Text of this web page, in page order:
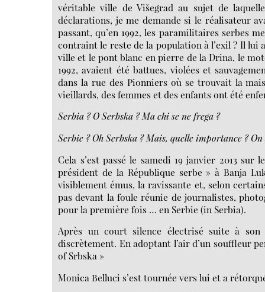
véritable ville de Višegrad au sujet de
déclarations, je me demande si le réalisateur
passant, qu’en 1992, les paramilitaires serbes
contraint le reste de la population à l’exil ? Il
ville et le pont blanc en pierre de la Drina, le
1992, avaient été battues, violées et
dans la rue des Pionniers où se trouvait la
vieillards, des femmes et des enfants ont été
Serbia ? O Serbska ? Ma chi se ne frega ?
Serbie ? Oh Serbska ? Mais, quelle importance ? On
Cela s’est passé le samedi 19 janvier 2013
président de la République serbe » à Banja
visiblement émus, la ravissante et, selon
pas devant la foule réunie de journalistes,
pour la première fois … en Serbie (in Serbia).
Après un court silence électrisé suite à
discrètement. En adoptant l’air d’un souffleur
of Srbska »
Monica Belluci s’est tournée vers lui et a